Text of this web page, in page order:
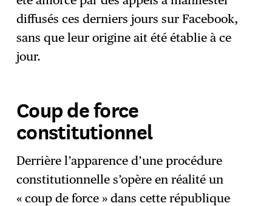
diffusés ces derniers jours sur Facebook,
sans que leur origine ait été établie à ce
jour.
Coup de force
constitutionnel
Derrière l’apparence d’une procédure
constitutionnelle s’opère en réalité un
« coup de force » dans cette république